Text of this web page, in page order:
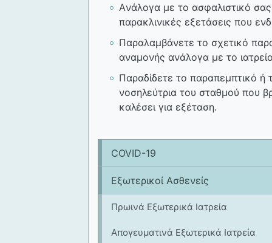
COVID-19
Εξωτερικοί Ασθενείς
Πρωινά Εξωτερικά Ιατρεία
Απογευματινά Εξωτερικά Ιατρεία
Aνάλογα με το ασφαλιστικό σας
παρακλινικές εξετάσεις που
Παραλαμβάνετε το σχετικό
αναμονής ανάλογα με το
Παραδίδετε το παραπεμπτικό ή
νοσηλεύτρια του σταθμού που
καλέσει για εξέταση.